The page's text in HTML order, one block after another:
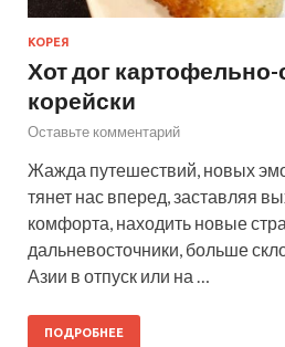
КОРЕЯ
Хот дог
корейски
Оставьте комментарий
Жажда путешествий, новых
тянет нас вперед, заставляя
комфорта, находить новые
дальневосточники, больше
Азии в отпуск или на …
ПОДРОБНЕЕ